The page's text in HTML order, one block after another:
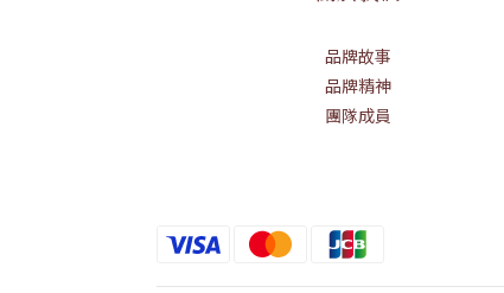
品牌故事
品牌精神
團隊成員